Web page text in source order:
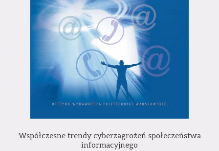
Współczesne trendy cyberzagrożeń społeczeństwa
informacyjnego